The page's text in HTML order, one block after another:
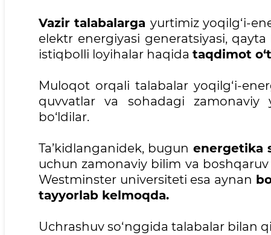
Vazir talabalarga yurtimiz yoqilg‘i-
elektr energiyasi generatsiyasi,
istiqbolli loyihalar haqida taqdimot
Muloqot orqali talabalar yoqilg‘i-
quvvatlar va sohadagi zamonaviy
bo‘ldilar.
Ta’kidlanganidek, bugun energetika
uchun zamonaviy bilim va
Westminster universiteti esa aynan
tayyorlab kelmoqda.
Uchrashuv so‘nggida talabalar bilan